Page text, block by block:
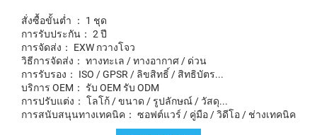
สั่งซื้อขั้นต่ำ ： 1 ชุด
การรับประกัน： 2 ปี
การจัดส่ง： EXW กวางโจว
วิธีการจัดส่ง： ทางทะเล / ทางอากาศ / ด่วน
การรับรอง： ISO / GPSR / ลิขสิทธิ์ / สิทธิบัตร...
บริการ OEM： รับ OEM รับ ODM
การปรับแต่ง： โลโก้ / ขนาด / รูปลักษณ์ / วัสดุ...
การสนับสนุนทางเทคนิค： ซอฟต์แวร์ / คู่มือ / วิดีโอ / ช่างเทคนิค